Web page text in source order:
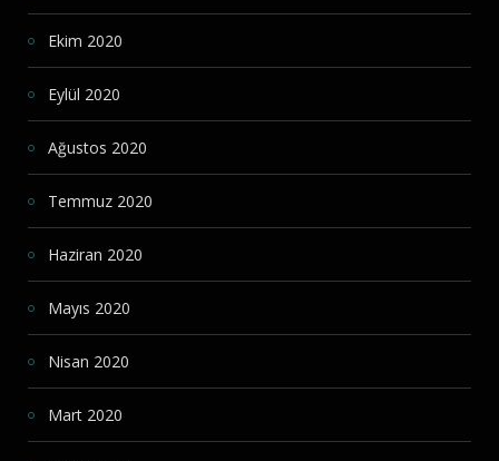
Ekim 2020
Eylül 2020
Ağustos 2020
Temmuz 2020
Haziran 2020
Mayıs 2020
Nisan 2020
Mart 2020